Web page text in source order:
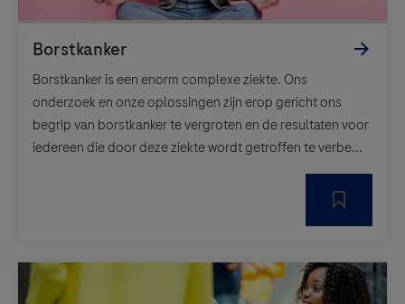
Borstkanker is een enorm complexe ziekte. Ons
onderzoek en onze oplossingen zijn erop gericht ons
begrip van borstkanker te vergroten en de resultaten voor
iedereen die door deze ziekte wordt getroffen te verbe...